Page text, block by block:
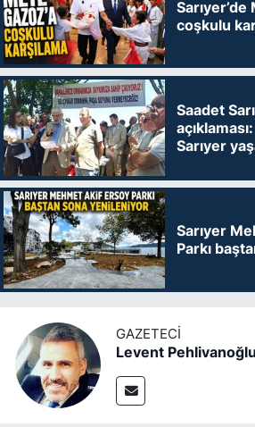
coşkulu
Saadet
Sarıyer
Sarıyer
Parkı
GAZETECI
Levent Pehlivanoğlu